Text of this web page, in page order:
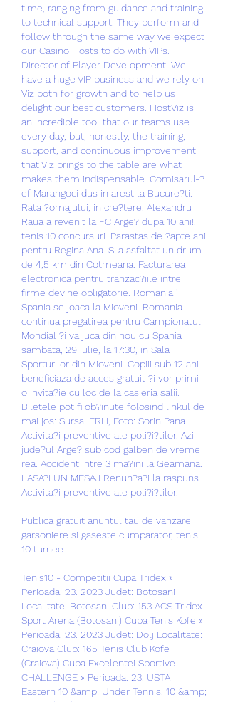
time, ranging from guidance and training
to technical support. They perform and
follow through the same way we expect
our Casino Hosts to do with VIPs.
Director of Player Development. We
have a huge VIP business and we rely on
Viz both for growth and to help us
delight our best customers. HostViz is
an incredible tool that our teams use
every day, but, honestly, the training,
support, and continuous improvement
that Viz brings to the table are what
makes them indispensable. Comisarul-?
ef Marangoci dus in arest la Bucure?ti.
Rata ?omajului, in cre?tere. Alexandru
Raua a revenit la FC Arge? dupa 10 ani!,
tenis 10 concursuri. Parastas de ?apte ani
pentru Regina Ana. S-a asfaltat un drum
de 4,5 km din Cotmeana. Facturarea
electronica pentru tranzac?iile intre
firme devine obligatorie. Romania '
Spania se joaca la Mioveni. Romania
continua pregatirea pentru Campionatul
Mondial ?i va juca din nou cu Spania
sambata, 29 iulie, la 17:30, in Sala
Sporturilor din Mioveni. Copiii sub 12 ani
beneficiaza de acces gratuit ?i vor primi
o invita?ie cu loc de la casieria salii.
Biletele pot fi ob?inute folosind linkul de
mai jos: Sursa: FRH, Foto: Sorin Pana.
Activita?i preventive ale poli?i?tilor. Azi
jude?ul Arge? sub cod galben de vreme
rea. Accident intre 3 ma?ini la Geamana.
LASA?I UN MESAJ Renun?a?i la raspuns.
Activita?i preventive ale poli?i?tilor.
Publica gratuit anuntul tau de vanzare
garsoniere si gaseste cumparator, tenis
10 turnee.
Tenis10 - Competitii Cupa Tridex »
Perioada: 23. 2023 Judet: Botosani
Localitate: Botosani Club: 153 ACS Tridex
Sport Arena (Botosani) Cupa Tenis Kofe »
Perioada: 23. 2023 Judet: Dolj Localitate:
Craiova Club: 165 Tenis Club Kofe
(Craiova) Cupa Excelentei Sportive -
CHALLENGE » Perioada: 23. USTA
Eastern 10 &amp; Under Tennis. 10 &amp;